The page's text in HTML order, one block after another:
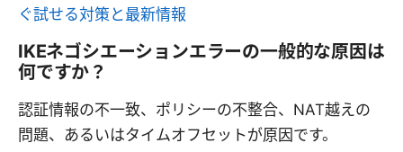
ぐ試せる対策と最新情報
IKEネゴシエーションエラーの一般的な原因は
何ですか？
認証情報の不一致、ポリシーの不整合、NAT越えの
問題、あるいはタイムオフセットが原因です。